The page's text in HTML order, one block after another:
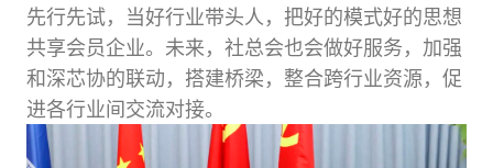
先行先试，当好行业带头人，把好的模式好的思想
共享会员企业。未来，社总会也会做好服务，加强
和深芯协的联动，搭建桥梁，整合跨行业资源，促
进各行业间交流对接。